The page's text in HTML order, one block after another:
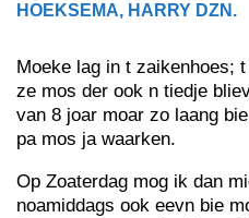
HOEKSEMA, HARRY DZN.
Moeke lag in t zaikenhoes;
ze mos der ook n tiedje
van 8 joar moar zo laang
pa mos ja waarken.
Op Zoaterdag mog ik dan
noamiddags ook eevn bie